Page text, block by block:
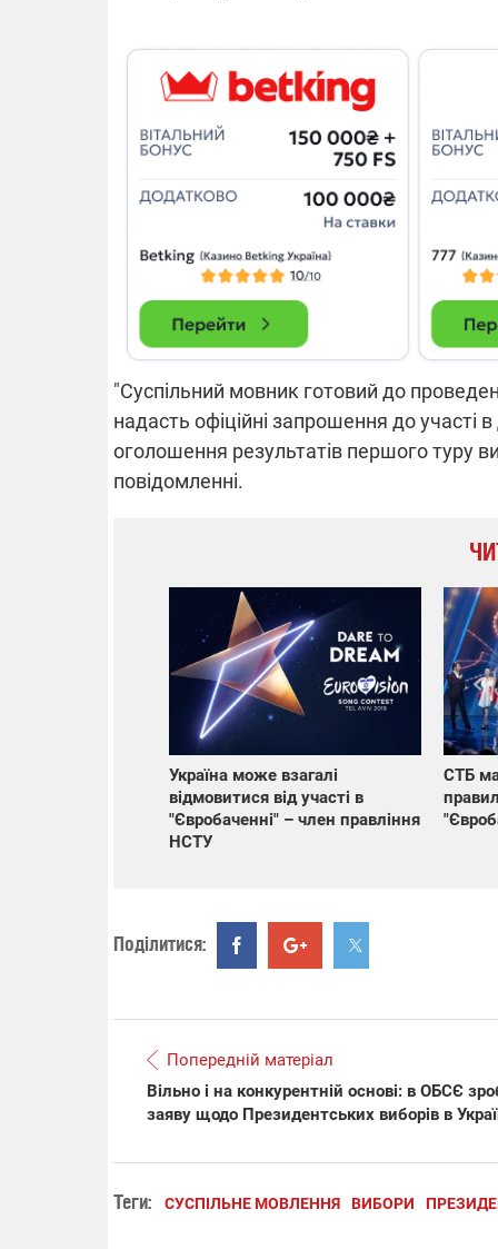
"Суспільний мовник готовий до
надасть офіційні запрошення до участі
оголошення результатів першого туру
повідомленні.
Україна може взагалі
відмовитися від участі в
"Євробаченні" – член правління
НСТУ
СТБ
Поділитися:
Попередній матеріал
Вільно і на конкурентній основі: в ОБСЄ
заяву щодо Президентських виборів в
Теги: СУСПІЛЬНЕ МОВЛЕННЯ ВИБОРИ